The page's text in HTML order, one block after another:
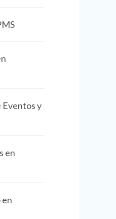
Eventos y
en
en